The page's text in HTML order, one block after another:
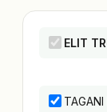
ELIT
TAGANI